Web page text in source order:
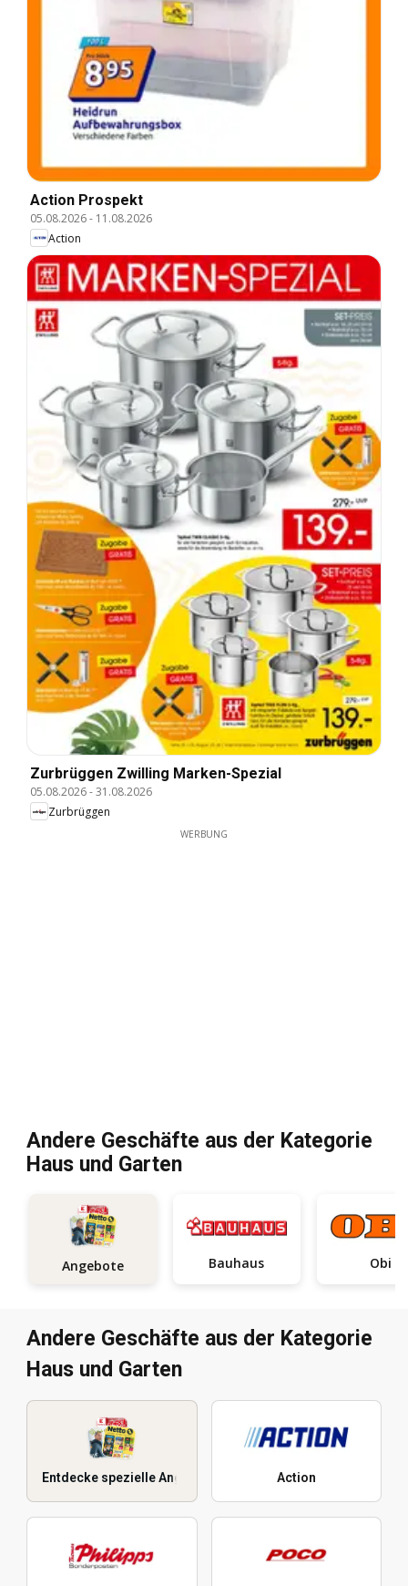
Action Prospekt
05.08.2026- 11.08.2026
Action
Zurbrüggen Zwilling Marken-Spezial
05.08.2026-31.08.2026
Zurbrüggen
WERBUNG
Andere Geschäfte aus der Kategorie
Haus und Garten
Angebote Bauhaus Obi
Andere Geschäfte aus der Kategorie
Haus und Garten
Entdecke spezielle Angebote Action